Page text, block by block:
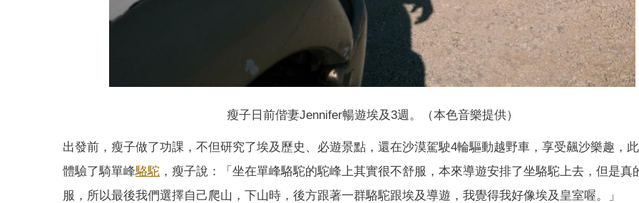
瘦子日前偕妻Jennifer暢遊埃及3週。（本色音樂提供）
出發前，瘦子做了功課，不但研究了埃及歷史、必遊景點，還在沙漠駕駛4輪驅動越野車，享受飆沙樂趣，
體驗了騎單峰駱駝 ，瘦子說：「坐在單峰駱駝的駝峰上其實很不舒服，本來導遊安排了坐駱駝上去，但是真
服，所以最後我們選擇自己爬山，下山時，後方跟著一群駱駝跟埃及導遊，我覺得我好像埃及皇室喔。」